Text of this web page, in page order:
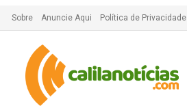
Sobre Anuncie Aqui Política de Privacidade